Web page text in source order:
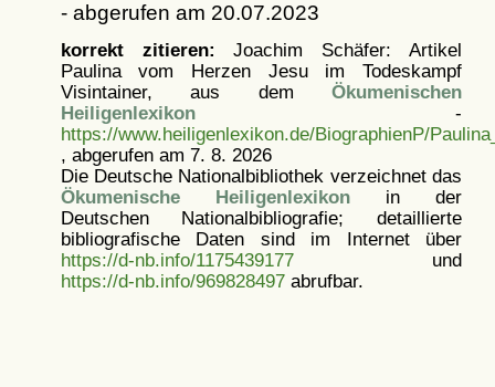
- abgerufen am 20.07.2023
korrekt zitieren: Joachim Schäfer: Artikel
Paulina vom Herzen Jesu im Todeskampf
Visintainer, aus dem Ökumenischen
Heiligenlexikon-
https://www.heiligenlexikon.de/BiographienP/
, abgerufen am 7. 8. 2026
Die Deutsche Nationalbibliothek verzeichnet das
Ökumenische Heiligenlexikonin der
Deutschen Nationalbibliografie; detaillierte
bibliografische Daten sind im Internet über
https://d-nb.info/1175439177und
https://d-nb.info/969828497abrufbar.